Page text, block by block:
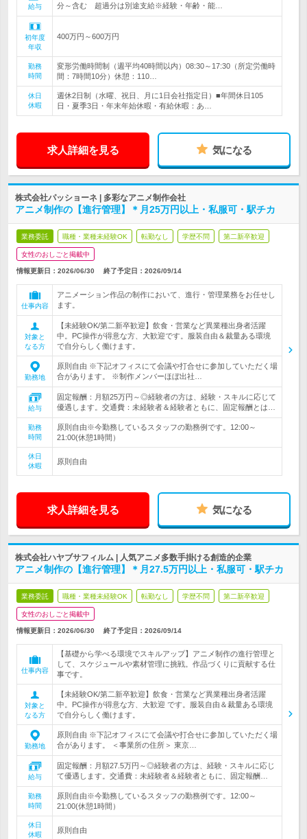
給与
分～含む 超過分は別途支給※経験・年齢・能…
初年度
年収
400万円～600万円
勤務
時間
変形労働時間制（週平均40時間以内）08:30～17:30（所定労働時
間：7時間10分）休憩：110…
休日
休暇
週休2日制（水曜、祝日、月に1日会社指定日）■年間休日105
日・夏季3日・年末年始休暇・有給休暇：あ…
求人詳細を見る 気になる
株式会社パッショーネ | 多彩なアニメ制作会社
アニメ制作の【進行管理】＊月25万円以上・私服可・駅チカ
業務委託 職種・業種未経験OK 転勤なし 学歴不問 第二新卒歓迎
女性のおしごと掲載中
情報更新日：2026/06/30 終了予定日： 2026/09/14
仕事内容
アニメーション作品の制作において、進行・管理業務をお任せし
ます。
対象と
なる方
【未経験OK/第二新卒歓迎】飲食・営業など異業種出身者活躍
中。PC操作が得意な方、大歓迎です。服装自由＆裁量ある環境
で自分らしく働けます。
勤務地
原則自由 ※下記オフィスにて会議や打合せに参加していただく場
合があります。 ※制作メンバーほぼ出社…
給与
固定報酬：月額25万円～◎経験者の方は、経験・スキルに応じて
優遇します。交通費：未経験者＆経験者ともに、固定報酬とは…
勤務
時間
原則自由※今勤務しているスタッフの勤務例です。12:00～
21:00(休憩1時間）
休日
休暇
原則自由
求人詳細を見る 気になる
株式会社ハヤブサフィルム | 人気アニメ多数手掛ける創造的企業
アニメ制作の【進行管理】＊月27.5万円以上・私服可・駅チカ
業務委託 職種・業種未経験OK 転勤なし 学歴不問 第二新卒歓迎
女性のおしごと掲載中
情報更新日：2026/06/30 終了予定日： 2026/09/14
仕事内容
【基礎から学べる環境でスキルアップ】アニメ制作の進行管理と
して、スケジュールや素材管理に挑戦。作品づくりに貢献する仕
事です。
対象と
なる方
【未経験OK/第二新卒歓迎】飲食・営業など異業種出身者活躍
中。PC操作が得意な方、大歓迎 です。服装自由＆裁量ある環境
で自分らしく働けます。
勤務地
原則自由 ※下記オフィスにて会議や打合せに参加していただく場
合があります。 ＜事業所の住所＞ 東京…
給与
固定報酬：月額27.5万円～◎経験者の方は、経験・スキルに応じ
て優遇します。交通費：未経験者＆経験者ともに、固定報酬…
勤務
時間
原則自由※今勤務しているスタッフの勤務例です。12:00～
21:00(休憩1時間）
休日
休暇
原則自由